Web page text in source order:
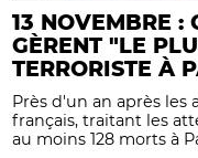
13 NOVEMBRE :
GÈRENT "LE
TERRORISTE À
Près d'un an après les
français, traitant les
au moins 128 morts à